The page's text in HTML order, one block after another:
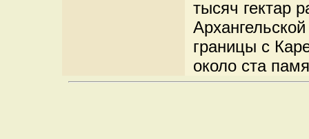
тысяч гектар
границы с
около ста